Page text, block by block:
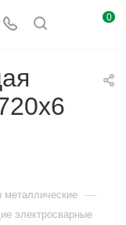
0
металлические —
электросварные